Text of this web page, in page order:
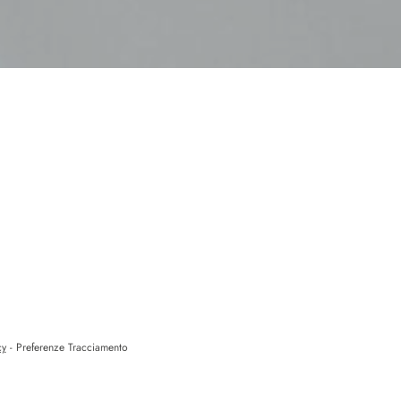
- Preferenze Tracciamento